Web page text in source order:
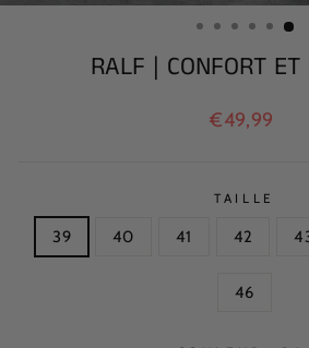
RALF | CONFORT ET
Prix
€49,99
TAILLE
39 40 41 42
46